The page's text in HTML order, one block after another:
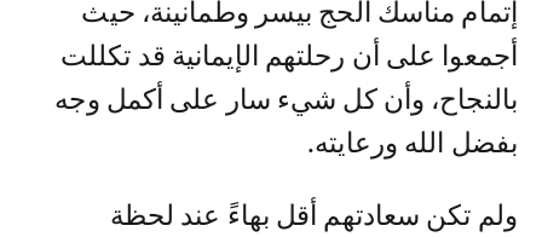
إتمام مناسك الحج بيسر وطمأنينة، حيث
أجمعوا على أن رحلتهم الإيمانية قد تكللت
بالنجاح، وأن كل شيء سار على أكمل وجه
بفضل الله ورعايته.
ولم تكن سعادتهم أقل بهاءً عند لحظة